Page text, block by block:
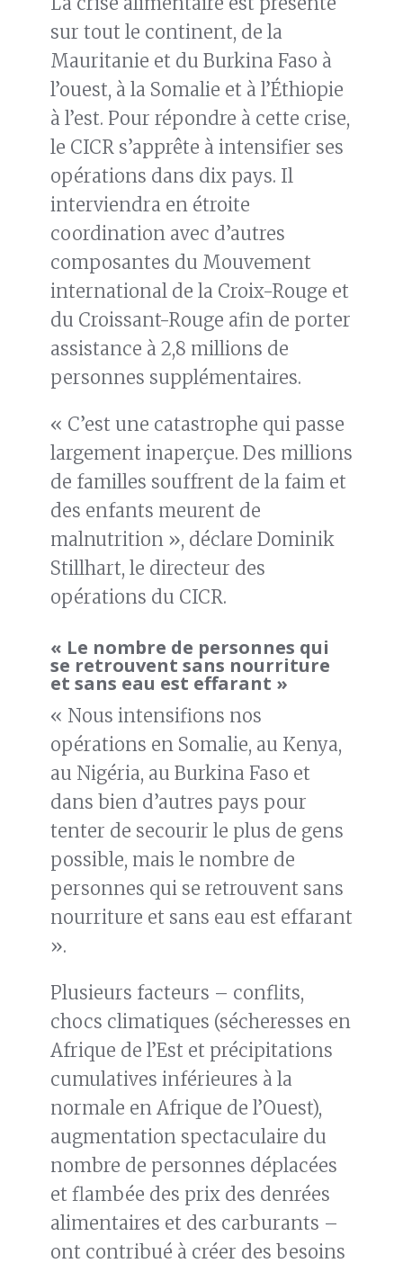
sur tout le continent, de la
Mauritanie et du Burkina Faso à
l’ouest, à la Somalie et à l’Éthiopie
à l’est. Pour répondre à cette crise,
le CICR s’apprête à intensifier ses
opérations dans dix pays. Il
interviendra en étroite
coordination avec d’autres
composantes du Mouvement
international de la Croix-Rouge et
du Croissant-Rouge afin de porter
assistance à 2,8 millions de
personnes supplémentaires.
« C’est une catastrophe qui passe
largement inaperçue. Des millions
de familles souffrent de la faim et
des enfants meurent de
malnutrition », déclare Dominik
Stillhart, le directeur des
opérations du CICR.
« Le nombre de personnes qui
se retrouvent sans nourriture
et sans eau est effarant »
« Nous intensifions nos
opérations en Somalie, au Kenya,
au Nigéria, au Burkina Faso et
dans bien d’autres pays pour
tenter de secourir le plus de gens
possible, mais le nombre de
personnes qui se retrouvent sans
nourriture et sans eau est effarant
».
Plusieurs facteurs – conflits,
chocs climatiques (sécheresses en
Afrique de l’Est et précipitations
cumulatives inférieures à la
normale en Afrique de l’Ouest),
augmentation spectaculaire du
nombre de personnes déplacées
et flambée des prix des denrées
alimentaires et des carburants –
ont contribué à créer des besoins